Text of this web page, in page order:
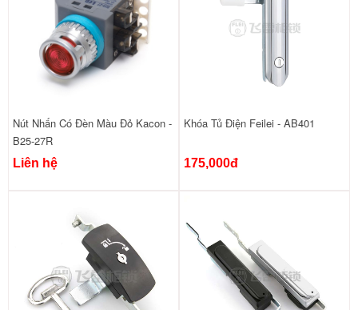
Nút Nhấn Có Đèn Màu Đỏ Kacon -
B25-27R
Liên hệ
Khóa Tủ Điện Feilei - AB401
175,000đ